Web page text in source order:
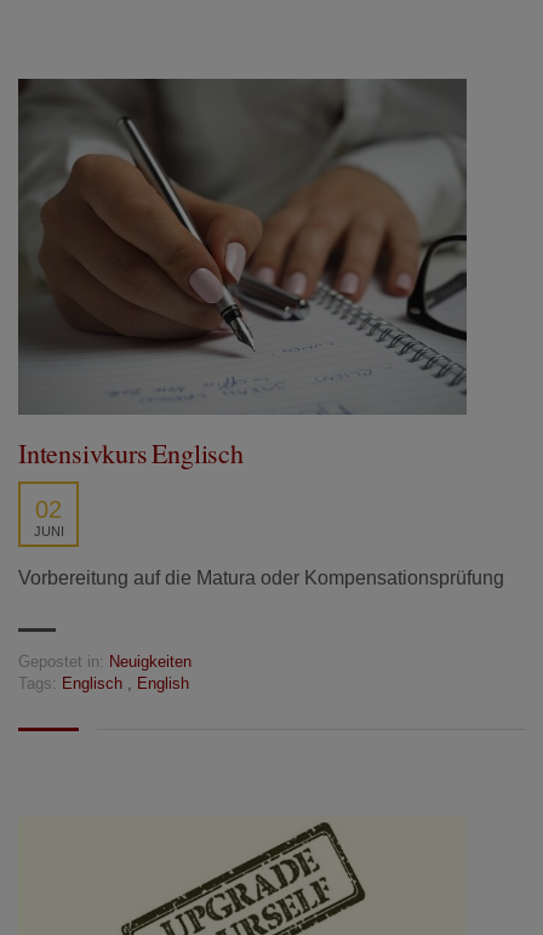
Intensivkurs Englisch
02
JUNI
Vorbereitung auf die Matura oder Kompensationsprüfung
Gepostet in: Neuigkeiten
Tags: Englisch , English